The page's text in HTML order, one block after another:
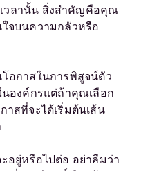
วลานั้น สิ่งสำคัญคือคุณ
ใจบนความกลัวหรือ
อกาสในการพิสูจน์ตัว
นองค์กรแต่ถ้าคุณเลือก
าสที่จะได้เริ่มต้นเส้น
อยู่หรือไปต่อ อย่าลืมว่า